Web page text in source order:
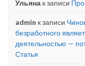
Ульяна к записи Про
admin к записи
безработного
деятельностью —
Статья